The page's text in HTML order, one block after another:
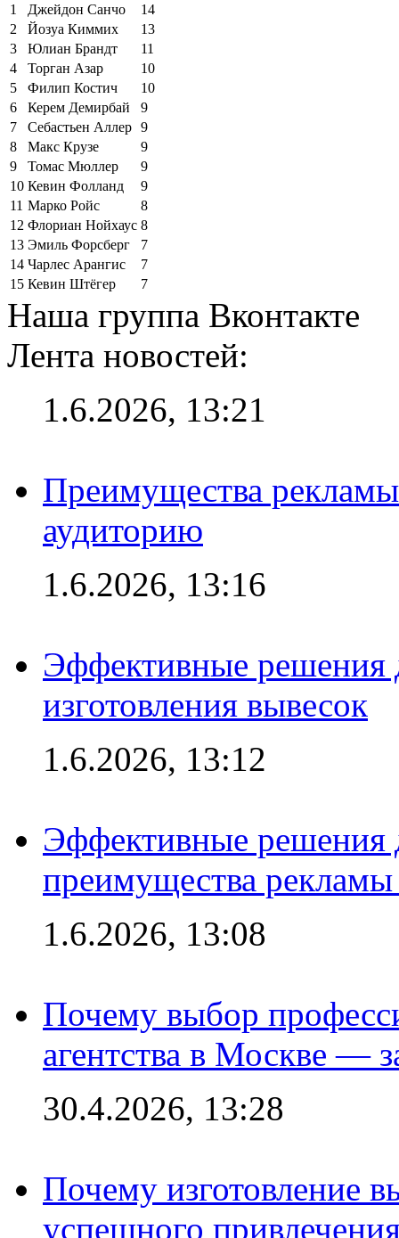
1
Джейдон Санчо
14
2
Йозуа Киммих
13
3
Юлиан Брандт
11
4
Торган Азар
10
5
Филип Костич
10
6
Керем Демирбай
9
7
Себастьен Аллер 9
8
Макс Крузе
9
9
Томас Мюллер
9
10 Кевин Фолланд
9
11 Марко Ройс
8
12 Флориан Нойхаус 8
13 Эмиль Форсберг
7
14 Чарлес Арангис
7
15 Кевин Штёгер 7
Наша группа Вконтакте
Лента новостей:
1.6.2026, 13:21
Преимущества
аудиторию
1.6.2026, 13:16
Эффективные решения
изготовления вывесок
1.6.2026, 13:12
Эффективные решения
преимущества рекламы
1.6.2026, 13:08
Почему выбор
агентства в Москве —
30.4.2026, 13:28
Почему изготовление
успешного